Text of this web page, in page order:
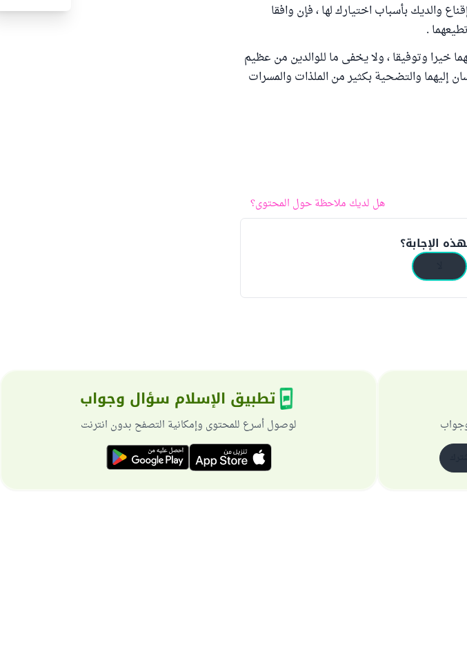
والديك بأسباب اختيارك لها ، فإن وافقا
.
خيرا وتوفيقا ، ولا يخفى ما للوالدين من عظيم
إليهما والتضحية بكثير من الملذات والمسرات
هل لديك ملاحظة حول المحتوى؟
الإجابة؟
تطبيق الإسلام سؤال وجواب
لوصول أسرع للمحتوى وإمكانية التصفح بدون انترنت